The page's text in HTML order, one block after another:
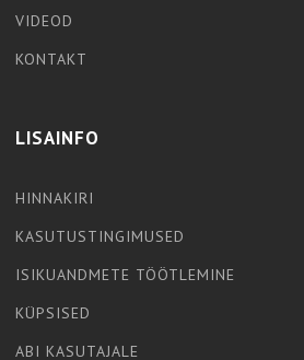
VIDEOD
KONTAKT
LISAINFO
HINNAKIRI
KASUTUSTINGIMUSED
ISIKUANDMETE TÖÖTLEMINE
KÜPSISED
ABI KASUTAJALE